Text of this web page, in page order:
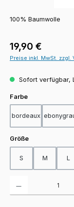
100% Baumwolle
Regulärer Preis:
19,90 €
Preise inkl. MwSt. zzgl.
Sofort verfügbar,
Farbeauswählen
bordeaux
Größeauswählen
S M L